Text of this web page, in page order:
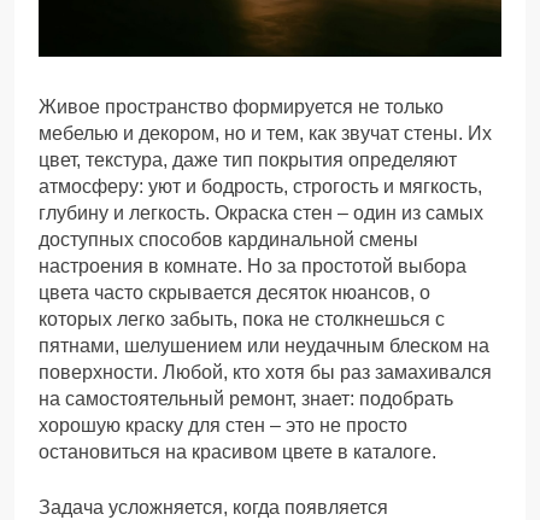
Живое пространство формируется не только
мебелью и декором, но и тем, как звучат стены. Их
цвет, текстура, даже тип покрытия определяют
атмосферу: уют и бодрость, строгость и мягкость,
глубину и легкость. Окраска стен – один из самых
доступных способов кардинальной смены
настроения в комнате. Но за простотой выбора
цвета часто скрывается десяток нюансов, о
которых легко забыть, пока не столкнешься с
пятнами, шелушением или неудачным блеском на
поверхности. Любой, кто хотя бы раз замахивался
на самостоятельный ремонт, знает: подобрать
хорошую краску для стен – это не просто
остановиться на красивом цвете в каталоге.
Задача усложняется, когда появляется